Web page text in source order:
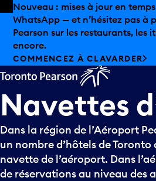
Skip to offers
Passer au contenu principal
Nouveau : mises à jour en
WhatsApp — et n’hésitez pas à
Pearson sur les restaurants, les
encore.
COMMENCEZ À CLAVARDER
Navettes
Dans la région de l’Aéroport
un nombre d’hôtels de
navette de l’aéroport. Dans
de réservations au niveau des